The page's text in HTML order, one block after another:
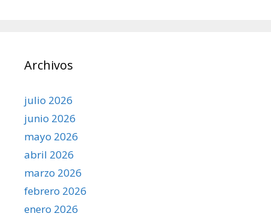
Archivos
julio 2026
junio 2026
mayo 2026
abril 2026
marzo 2026
febrero 2026
enero 2026